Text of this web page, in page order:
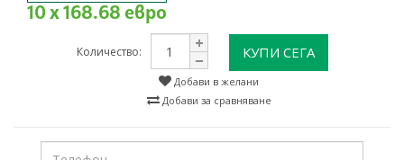
10 x 168.68 евро
Количество: КУПИ СЕГА
Добави в желани
Добави за сравняване